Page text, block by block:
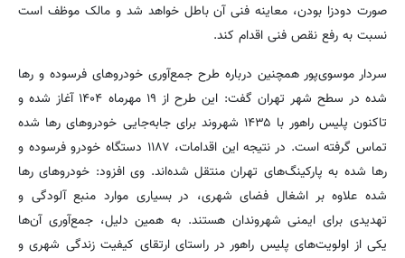
صورت دودزا بودن، معاینه فنی آن باطل خواهد شد و مالک موظف است
نسبت به رفع نقص فنی اقدام کند.
سردار موسوی‌پور همچنین درباره طرح جمع‌آوری خودروهای فرسوده و رها
شده در سطح شهر تهران گفت: این طرح از ۱۹ مهرماه ۱۴۰۴ آغاز شده و
تاکنون پلیس راهور با ۱۴۳۵ شهروند برای جابه‌جایی خودروهای رها شده
تماس گرفته است. در نتیجه این اقدامات، ۱۱۸۷ دستگاه خودرو فرسوده و
رها شده به پارکینگ‌های تهران منتقل شده‌اند. وی افزود: خودروهای رها
شده علاوه بر اشغال فضای شهری، در بسیاری موارد منبع آلودگی و
تهدیدی برای ایمنی شهروندان هستند. به همین دلیل، جمع‌آوری آن‌ها
یکی از اولویت‌های پلیس راهور در راستای ارتقای کیفیت زندگی شهری و